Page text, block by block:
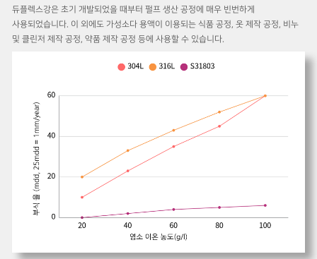
듀플렉스강은 초기 개발되었을 때부터 펄프 생산 공정에 매우 빈번하게
사용되었습니다. 이 외에도 가성소다 용액이 이용되는 식품 공정, 옷 제작 공정, 비누
및 클린저 제작 공정, 약품 제작 공정 등에 사용할 수 있습니다.